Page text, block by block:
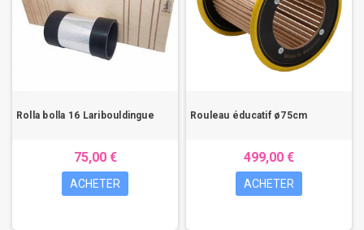
Rolla bolla 16 Laribouldingue
75,00 €
ACHETER
Rouleau éducatif ø75cm
499,00 €
ACHETER